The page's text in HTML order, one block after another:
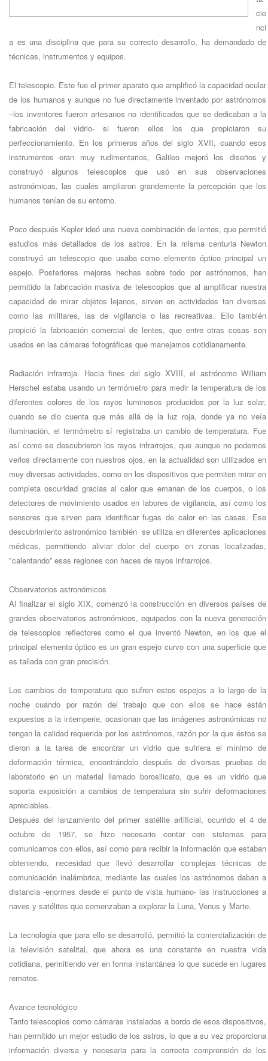
cie
nci
a es una disciplina que para su correcto desarrollo, ha demandado de
técnicas, instrumentos y equipos.
El telescopio. Este fue el primer aparato que amplificó la capacidad ocular
de los humanos y aunque no fue directamente inventado por astrónomos
–los inventores fueron artesanos no identificados que se dedicaban a la
fabricación del vidrio- si fueron ellos los que propiciaron su
perfeccionamiento. En los primeros años del siglo XVII, cuando esos
instrumentos eran muy rudimentarios, Galileo mejoró los diseños y
construyó algunos telescopios que usó en sus observaciones
astronómicas, las cuales ampliaron grandemente la percepción que los
humanos tenían de su entorno.
Poco después Kepler ideó una nueva combinación de lentes, que permitió
estudios más detallados de los astros. En la misma centuria Newton
construyó un telescopio que usaba como elemento óptico principal un
espejo. Posteriores mejoras hechas sobre todo por astrónomos, han
permitido la fabricación masiva de telescopios que al amplificar nuestra
capacidad de mirar objetos lejanos, sirven en actividades tan diversas
como las militares, las de vigilancia o las recreativas. Ello también
propició la fabricación comercial de lentes, que entre otras cosas son
usados en las cámaras fotográficas que manejamos cotidianamente.
Radiación infrarroja. Hacia fines del siglo XVIII, el astrónomo William
Herschel estaba usando un termómetro para medir la temperatura de los
diferentes colores de los rayos luminosos producidos por la luz solar,
cuando se dio cuenta que más allá de la luz roja, donde ya no veía
iluminación, el termómetro sí registraba un cambio de temperatura. Fue
así como se descubrieron los rayos infrarrojos, que aunque no podemos
verlos directamente con nuestros ojos, en la actualidad son utilizados en
muy diversas actividades, como en los dispositivos que permiten mirar en
completa oscuridad gracias al calor que emanan de los cuerpos, o los
detectores de movimiento usados en labores de vigilancia, así como los
sensores que sirven para identificar fugas de calor en las casas. Ese
descubrimiento astronómico también se utiliza en diferentes aplicaciones
médicas, permitiendo aliviar dolor del cuerpo en zonas localizadas,
"calentando” esas regiones con haces de rayos infrarrojos.
Observatorios astronómicos
Al finalizar el siglo XIX, comenzó la construcción en diversos países de
grandes observatorios astronómicos, equipados con la nueva generación
de telescopios reflectores como el que inventó Newton, en los que el
principal elemento óptico es un gran espejo curvo con una superficie que
es tallada con gran precisión.
Los cambios de temperatura que sufren estos espejos a lo largo de la
noche cuando por razón del trabajo que con ellos se hace están
expuestos a la intemperie, ocasionan que las imágenes astronómicas no
tengan la calidad requerida por los astrónomos, razón por la que éstos se
dieron a la tarea de encontrar un vidrio que sufriera el mínimo de
deformación térmica, encontrándolo después de diversas pruebas de
laboratorio en un material llamado borosilicato, que es un vidrio que
soporta exposición a cambios de temperatura sin sufrir deformaciones
apreciables.
Después del lanzamiento del primer satélite artificial, ocurrido el 4 de
octubre de 1957, se hizo necesario contar con sistemas para
comunicarnos con ellos, así como para recibir la información que estaban
obteniendo, necesidad que llevó desarrollar complejas técnicas de
comunicación inalámbrica, mediante las cuales los astrónomos daban a
distancia -enormes desde el punto de vista humano- las instrucciones a
naves y satélites que comenzaban a explorar la Luna, Venus y Marte.
La tecnología que para ello se desarrolló, permitió la comercialización de
la televisión satelital, que ahora es una constante en nuestra vida
cotidiana, permitiendo ver en forma instantánea lo que sucede en lugares
remotos.
Avance tecnológico
Tanto telescopios como cámaras instalados a bordo de esos dispositivos,
han permitido un mejor estudio de los astros, lo que a su vez proporciona
información diversa y necesaria para la correcta comprensión de los